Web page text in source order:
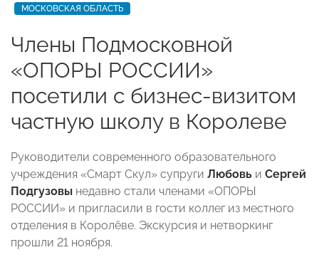
МОСКОВСКАЯ ОБЛАСТЬ
Члены Подмосковной
«ОПОРЫ РОССИИ»
посетили с бизнес-визитом
частную школу в Королеве
Руководители современного образовательного
учреждения «Смарт Скул» супруги Любовь и Сергей
Подгузовы недавно стали членами «ОПОРЫ
РОССИИ» и пригласили в гости коллег из местного
отделения в Королёве. Экскурсия и нетворкинг
прошли 21 ноября.